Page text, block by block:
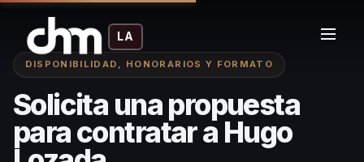
LA
DISPONIBILIDAD, HONORARIOS Y FORMATO
Solicita una propuesta
para contratar a Hugo